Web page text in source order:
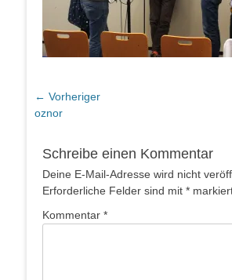
Beitragsnavigation
← Vorheriger
Vorheriger
oznor
Schreibe einen Kommentar
Deine E-Mail-Adresse wird nicht
Erforderliche Felder sind mit *
Kommentar *